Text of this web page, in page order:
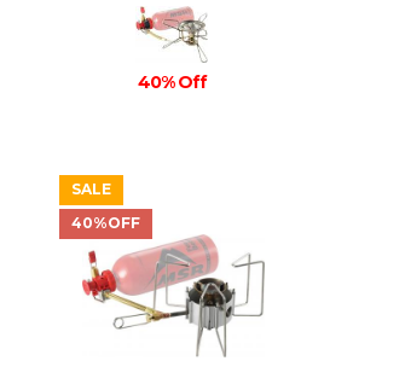
40% Off
SALE
40%OFF